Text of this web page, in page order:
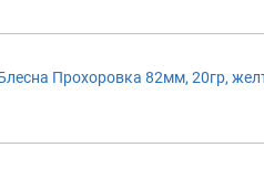
Прохоровка 82мм, 20гр,